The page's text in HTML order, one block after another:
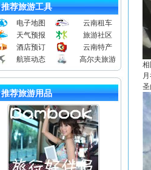
推荐旅游工具
电子地图
云南租车
天气预报
旅游社区
酒店预订
云南特产
航班动态
高尔夫旅游
推荐旅游用品
相
圣